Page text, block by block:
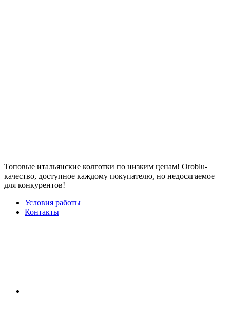
Топовые итальянские колготки по низким ценам! Oroblu-
качество, доступное каждому покупателю, но недосягаемое
для конкурентов!
Условия работы
Контакты